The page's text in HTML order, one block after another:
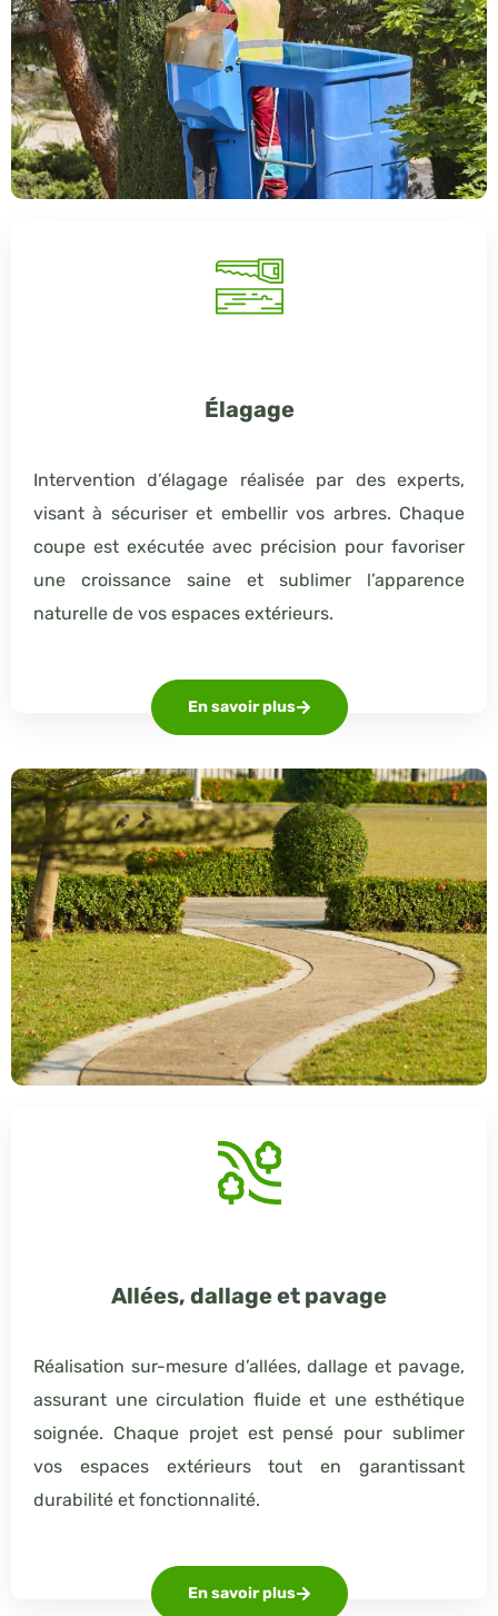
Élagage
Intervention d’élagage réalisée par des experts,
visant à sécuriser et embellir vos arbres. Chaque
coupe est exécutée avec précision pour favoriser
une croissance saine et sublimer l’apparence
naturelle de vos espaces extérieurs.
En savoir plus
Allées, dallage et pavage
Réalisation sur-mesure d’allées, dallage et pavage,
assurant une circulation fluide et une esthétique
soignée. Chaque projet est pensé pour sublimer
vos espaces extérieurs tout en garantissant
durabilité et fonctionnalité.
En savoir plus
Appelez-nous directement